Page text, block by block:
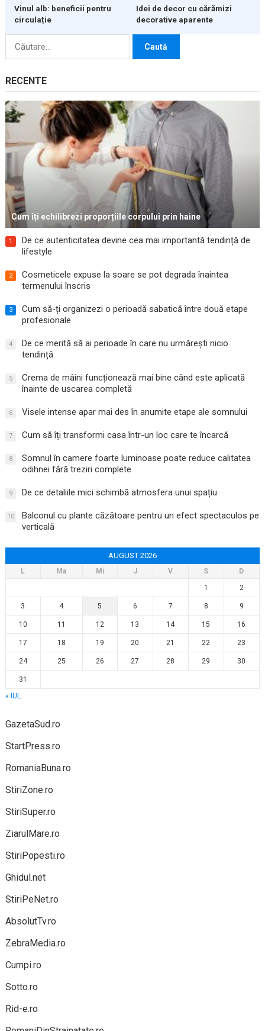
Vinul alb: beneficii pentru
circulație
Idei de decor cu cărămizi
decorative aparente
Caută
RECENTE
Cum îți echilibrezi proporțiile corpului prin haine
1
De ce autenticitatea devine cea mai importantă tendință de
lifestyle
2
Cosmeticele expuse la soare se pot degrada înaintea
termenului înscris
3
Cum să-ți organizezi o perioadă sabatică între două etape
profesionale
4
De ce merită să ai perioade în care nu urmărești nicio
tendință
5
Crema de mâini funcționează mai bine când este aplicată
înainte de uscarea completă
6 Visele intense apar mai des în anumite etape ale somnului
7 Cum să îți transformi casa într-un loc care te încarcă
8
Somnul în camere foarte luminoase poate reduce calitatea
odihnei fără treziri complete
9 De ce detaliile mici schimbă atmosfera unui spațiu
10
Balconul cu plante căzătoare pentru un efect spectaculos pe
verticală
AUGUST 2026
L Ma Mi J V S
D
1
2
3 4 5 6 7 8 9
10 11 12 13 14 15 16
17 18 19 20 21 22 23
24 25 26 27 28 29 30
31
« IUL.
GazetaSud.ro
StartPress.ro
RomaniaBuna.ro
StiriZone.ro
StiriSuper.ro
ZiarulMare.ro
StiriPopesti.ro
Ghidul.net
StiriPeNet.ro
AbsolutTv.ro
ZebraMedia.ro
Cumpi.ro
Sotto.ro
Rid-e.ro